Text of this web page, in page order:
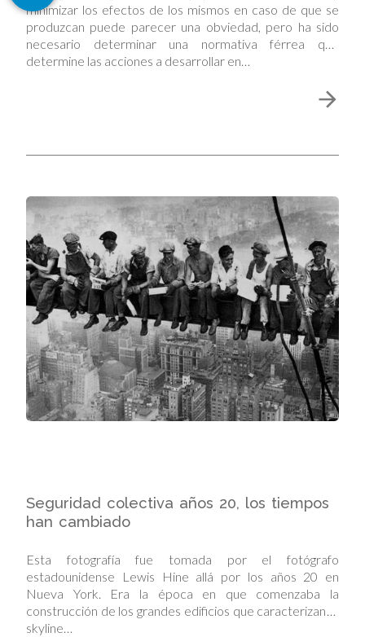
minimizar los efectos de los mismos en caso de que se
produzcan puede parecer una obviedad, pero ha sido
necesario determinar una normativa férrea que
determine las acciones a desarrollar en…
Seguridad colectiva años 20, los tiempos
han cambiado
Esta fotografía fue tomada por el fotógrafo
estadounidense Lewis Hine allá por los años 20 en
Nueva York. Era la época en que comenzaba la
construcción de los grandes edificios que caracterizan el
skyline…